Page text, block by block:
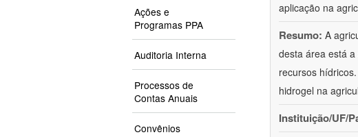
Ações e
Programas PPA
Auditoria Interna
Processos de
Contas Anuais
Convênios
aplicação na
Resumo: A
desta área está
recursos
hidrogel na
Instituição/UF/